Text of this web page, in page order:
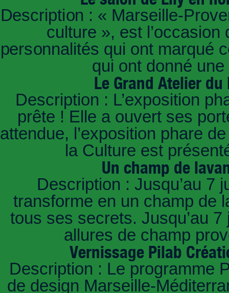
Description : « Marseille-
culture », est
personnalités qui ont marqué
qui ont donné
Le Grand Atelier
Description : L’exposition
prête ! Elle a ouvert ses
attendue, l’exposition phare
la Culture est
Un champ de
Description : Jusqu’au 7
transforme en un champ de
tous ses secrets. Jusqu’au
allures de champ
Vernissage Pilab
Description : Le programme
de design Marseille-